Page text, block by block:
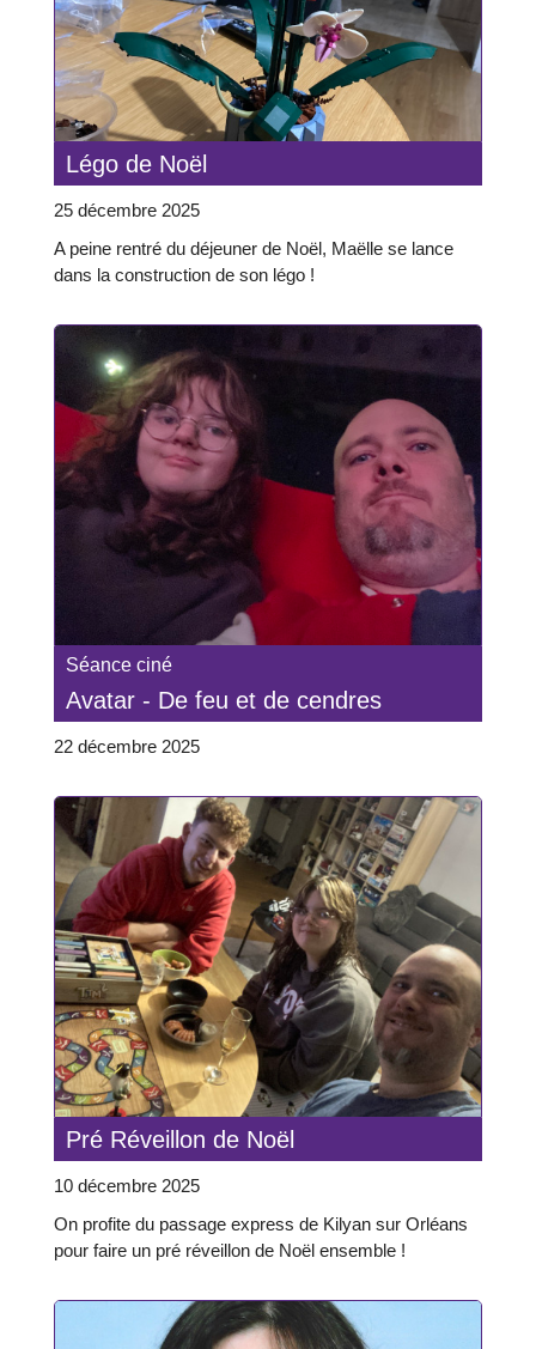
Légo de Noël
25 décembre 2025
A peine rentré du déjeuner de Noël, Maëlle se lance
dans la construction de son légo !
Séance ciné
Avatar - De feu et de cendres
22 décembre 2025
Pré Réveillon de Noël
10 décembre 2025
On profite du passage express de Kilyan sur Orléans
pour faire un pré réveillon de Noël ensemble !